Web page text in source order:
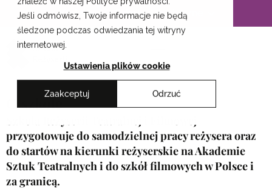
Jeśli odmówisz, Twoje informacje nie będą
śledzone podczas odwiedzania tej witryny
internetowej.
Ustawienia plików cookie
Zaakceptuj Odrzuć
Przejdź
treści
Krakowskie Szkoły Artystyczne
O szkole
przygotowuje do samodzielnej pracy reżysera oraz
do startów na kierunki reżyserskie na Akademie
Sztuk Teatralnych i do szkół filmowych w Polsce i
za granicą.